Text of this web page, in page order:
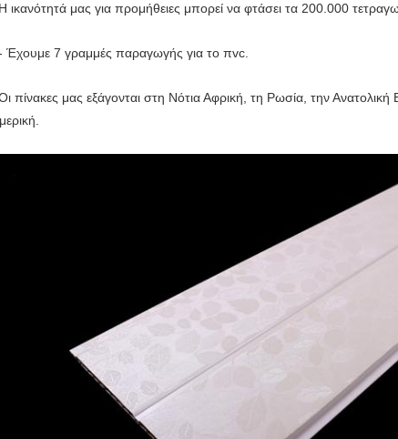
ικανότητά μας για προμήθειες μπορεί να φτάσει τα 200.000
Έχουμε 7 γραμμές παραγωγής για το πvc.
πίνακες μας εξάγονται στη Νότια Αφρική, τη Ρωσία, την